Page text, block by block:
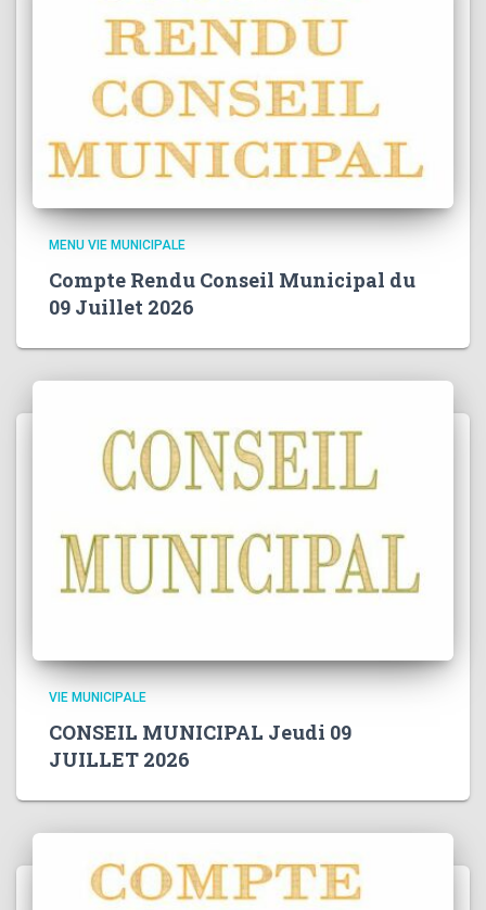
MENU VIE MUNICIPALE
Compte Rendu Conseil Municipal du
09 Juillet 2026
VIE MUNICIPALE
CONSEIL MUNICIPAL Jeudi 09
JUILLET 2026